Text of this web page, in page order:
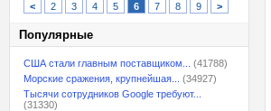
< 2 3 4 5 6 7 8 9 >
Популярные
США стали главным поставщиком...
(41788)
Морские сражения, крупнейшая...
(34927)
Тысячи сотрудников Google требуют...
(31330)